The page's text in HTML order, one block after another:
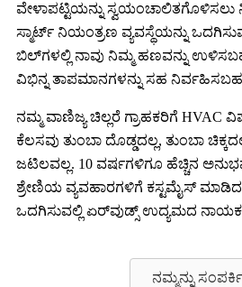
ವೇಳಾಪಟ್ಟಿಯನ್ನು
ಸ್ಮಾರ್ಟ್ ನಿಯಂತ್ರಣ ವ್ಯವಸ್ಥೆಯನ್ನು
ಬಿಲ್‌ಗಳಲ್ಲಿ ನಾವು ನಿಮ್ಮ ಹಣವನ್ನು
ವಿಭಿನ್ನ ತಾಪಮಾನಗಳನ್ನು ಸಹ
ನಮ್ಮ ವಾಣಿಜ್ಯ ಚಿಲ್ಲರೆ ಗ್ರಾಹಕರಿಗೆ HVAC
ಕೆಲಸವು ತುಂಬಾ ದೊಡ್ಡದಲ್ಲ, ತುಂಬಾ
ಜಟಿಲವಲ್ಲ. 10 ವರ್ಷಗಳಿಗೂ ಹೆಚ್ಚಿನ
ಶ್ರೇಣಿಯ ವ್ಯವಹಾರಗಳಿಗೆ ಕಸ್ಟಮೈಸ್ ಮಾಡಿದ
ಒದಗಿಸುವಲ್ಲಿ ಏರ್‌ವುಡ್ಸ್ ಉದ್ಯಮದ
ನಮ್ಮನ್ನು